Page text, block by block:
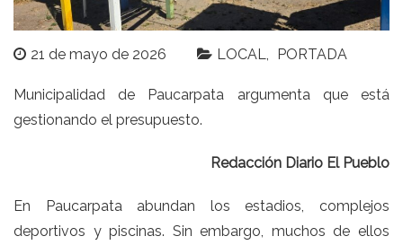
21 de mayo de 2026 LOCAL PORTADA
Municipalidad de Paucarpata argumenta que está
gestionando el presupuesto.
Redacción Diario El Pueblo
En Paucarpata abundan los estadios, complejos
deportivos y piscinas. Sin embargo, muchos de ellos